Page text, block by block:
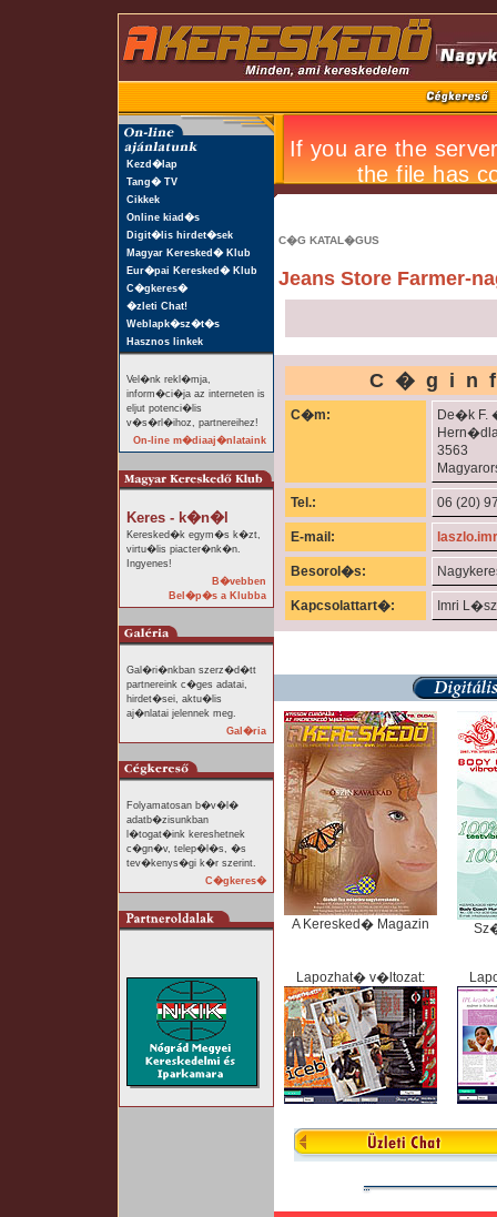
Kezd�lap
Tang� TV
Cikkek
Online kiad�s
Digit�lis hirdet�sek
Magyar Keresked� Klub
Eur�pai Keresked� Klub
C�gkeres�
�zleti Chat!
Weblapk�sz�t�s
Hasznos linkek
Vel�nk rekl�mja,
inform�ci�ja az interneten is
eljut potenci�lis
v�s�rl�ihoz, partnereihez!
On-line m�diaaj�nlataink
Keres - k�n�l
Keresked�k egym�s k�zt,
virtu�lis piacter�nk�n.
Ingyenes!
B�vebben
Bel�p�s a Klubba
Gal�ri�nkban szerz�d�tt
partnereink c�ges adatai,
hirdet�sei, aktu�lis
aj�nlatai jelennek meg.
Gal�ria
Folyamatosan b�v�l�
adatb�zisunkban
l�togat�ink kereshetnek
c�gn�v, telep�l�s, �s
tev�kenys�gi k�r szerint.
C�gkeres�
C�G KATAL�GUS
Jeans Store Farmer-
C�m:
De�k F.
3563
Tel.: 06 (20)
E-mail:
Besorol�s:
Kapcsolattart�: Imri
A Keresked� Magazin
Lapozhat� v�ltozat: